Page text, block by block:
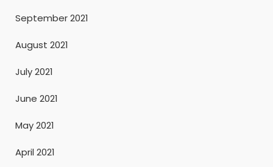
September 2021
August 2021
July 2021
June 2021
May 2021
April 2021